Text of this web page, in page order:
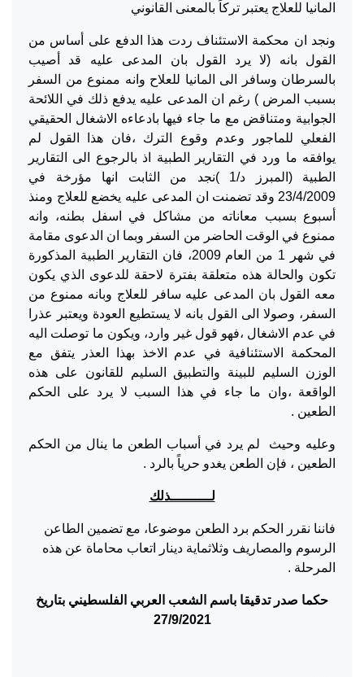
المانيا للعلاج يعتبر تركاً بالمعنى القانوني
ونجد ان محكمة الاستئناف ردت هذا الدفع على أساس من
القول بانه (لا يرد القول بان المدعى عليه قد أصيب
بالسرطان وسافر الى المانيا للعلاح وانه ممنوع من السفر
بسبب المرض ) رغم ان المدعى عليه يدفع ذلك في اللائحة
الجوابية ومتناقض مع ما جاء فيها بادعاءه الاشغال الحقيقي
الفعلي للماجور وعدم وقوع الترك ،فان هذا القول لم
يوافقه ما ورد في التقارير الطبية اذ بالرجوع الى التقارير
الطبية (المبرز د/1 )نجد من الثابت انها مؤرخة في
23/4/2009 وقد تضمنت ان المدعى عليه يخضع للعلاج ومنذ
أسبوع بسبب معاناته من مشاكل في اسفل بطنه، وانه
ممنوع في الوقت الحاضر من السفر وبما ان الدعوى مقامة
في شهر 1 من العام 2009، فان التقارير الطبية المذكورة
تكون والحالة هذه متعلقة بفترة لاحقة للدعوى الذي يكون
معه القول بان المدعى عليه سافر للعلاج وبانه ممنوع من
السفر، وصولا الى القول بانه لا يستطيع العودة ويعتبر عذرا
في عدم الاشغال ،فهو قول غير وارد، ويكون ما توصلت اليه
المحكمة الاستئنافية في عدم الاخذ بهذا العذر يتفق مع
الوزن السليم للبينة والتطبيق السليم للقانون على هذه
الواقعة ،وان ما جاء في هذا السبب لا يرد على الحكم
الطعين .
وعليه وحيث لم يرد في أسباب الطعن ما ينال من الحكم
الطعين ، فإن الطعن يغدو حرياً بالرد .
لــــــــــذلك
فاننا نقرر الحكم برد الطعن موضوعا، مع تضمين الطاعن
الرسوم والمصاريف وثلاثماية دينار اتعاب محاماة عن هذه
المرحلة .
حكما صدر تدقيقا باسم الشعب العربي الفلسطيني بتاريخ
27/9/2021